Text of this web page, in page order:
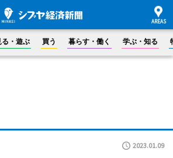
る・遊ぶ 買う 暮らす・働く 学ぶ・知る
2023.01.09